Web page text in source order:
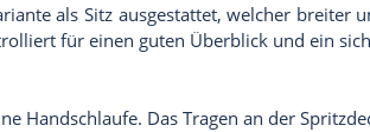
als Sitz ausgestattet, welcher
für einen guten Überblick und ein
Handschlaufe. Das Tragen an der